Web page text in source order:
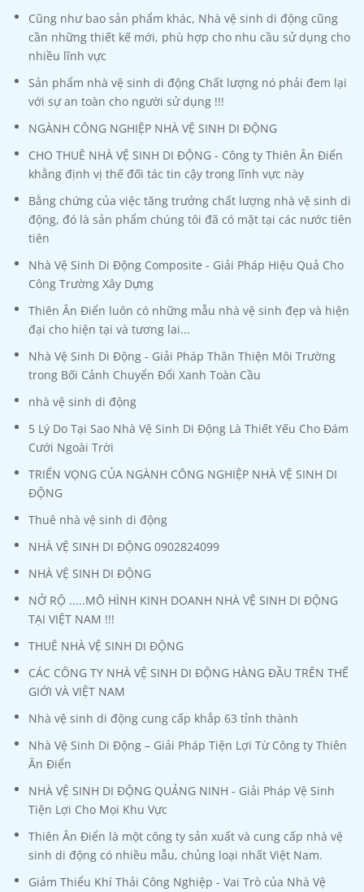
Cũng như bao sản phẩm khác, Nhà vệ sinh di động cũng
cần những thiết kế mới, phù hợp cho nhu cầu sử dụng cho
nhiều lĩnh vực
Sản phẩm nhà vệ sinh di động Chất lượng nó phải đem lại
với sự an toàn cho người sử dụng !!!
NGÀNH CÔNG NGHIỆP NHÀ VỆ SINH DI ĐỘNG
CHO THUÊ NHÀ VỆ SINH DI ĐỘNG - Công ty Thiên Ân Điển
khẳng định vị thế đối tác tin cậy trong lĩnh vực này
Bằng chứng của việc tăng trưởng chất lượng nhà vệ sinh di
động, đó là sản phẩm chúng tôi đã có mặt tại các nước tiên
tiên
Nhà Vệ Sinh Di Động Composite - Giải Pháp Hiệu Quả Cho
Công Trường Xây Dựng
Thiên Ân Điển luôn có những mẫu nhà vệ sinh đẹp và hiện
đại cho hiện tại và tương lai...
Nhà Vệ Sinh Di Động - Giải Pháp Thân Thiện Môi Trường
trong Bối Cảnh Chuyển Đổi Xanh Toàn Cầu
nhà vệ sinh di động
5 Lý Do Tại Sao Nhà Vệ Sinh Di Động Là Thiết Yếu Cho Đám
Cưới Ngoài Trời
TRIỂN VỌNG CỦA NGÀNH CÔNG NGHIỆP NHÀ VỆ SINH DI
ĐỘNG
Thuê nhà vệ sinh di động
NHÀ VỆ SINH DI ĐỘNG 0902824099
NHÀ VỆ SINH DI ĐỘNG
NỞ RỘ .....MÔ HÌNH KINH DOANH NHÀ VỆ SINH DI ĐỘNG
TẠI VIỆT NAM !!!
THUÊ NHÀ VỆ SINH DI ĐỘNG
CÁC CÔNG TY NHÀ VỆ SINH DI ĐỘNG HÀNG ĐẦU TRÊN THẾ
GIỚI VÀ VIỆT NAM
Nhà vệ sinh di động cung cấp khắp 63 tỉnh thành
Nhà Vệ Sinh Di Động – Giải Pháp Tiện Lợi Từ Công ty Thiên
Ân Điển
NHÀ VỆ SINH DI ĐỘNG QUẢNG NINH - Giải Pháp Vệ Sinh
Tiện Lợi Cho Mọi Khu Vực
Thiên Ân Điển là một công ty sản xuất và cung cấp nhà vệ
sinh di động có nhiều mẫu, chủng loại nhất Việt Nam.
Giảm Thiểu Khí Thải Công Nghiệp - Vai Trò của Nhà Vệ